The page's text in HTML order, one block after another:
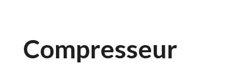
Compresseur